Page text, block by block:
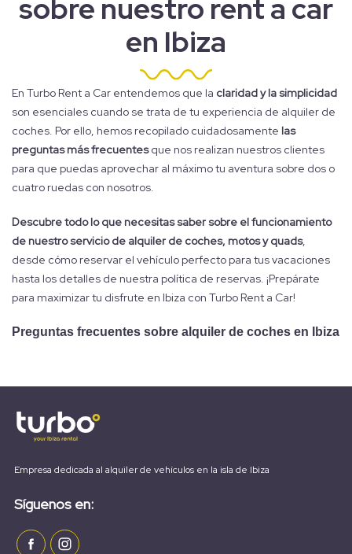
sobre nuestro rent a car
en Ibiza
En Turbo Rent a Car entendemos que la claridad y la simplicidad
son esenciales cuando se trata de tu experiencia de alquiler de
coches. Por ello, hemos recopilado cuidadosamente las
preguntas más frecuentesque nos realizan nuestros clientes
para que puedas aprovechar al máximo tu aventura sobre dos o
cuatro ruedas con nosotros.
Descubre todo lo que necesitas saber sobre el funcionamiento
de nuestro servicio de alquiler de coches, motos y quads,
desde cómo reservar el vehículo perfecto para tus vacaciones
hasta los detalles de nuestra política de reservas. ¡Prepárate
para maximizar tu disfrute en Ibiza con Turbo Rent a Car!
Preguntas frecuentes sobre alquiler de coches en Ibiza
Empresa dedicada al alquiler de vehículos en la isla de Ibiza
Síguenos en: